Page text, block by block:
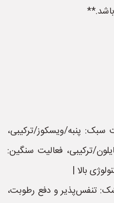
پنبه/ویسکوز/ترکیبی،
ترکیبی، فعالیت سنگین:
بالا |
تنفس‌پذیر و دفع رطوبت،